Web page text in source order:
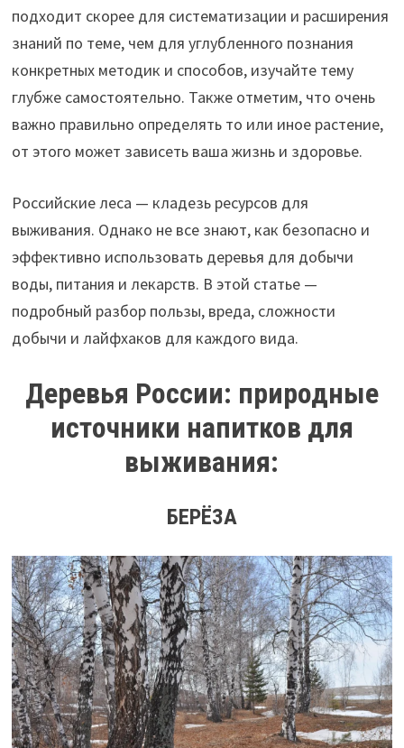
подходит скорее для систематизации и расширения
знаний по теме, чем для углубленного познания
конкретных методик и способов, изучайте тему
глубже самостоятельно. Также отметим, что очень
важно правильно определять то или иное растение,
от этого может зависеть ваша жизнь и здоровье.
Российские леса — кладезь ресурсов для
выживания. Однако не все знают, как безопасно и
эффективно использовать деревья для добычи
воды, питания и лекарств. В этой статье —
подробный разбор пользы, вреда, сложности
добычи и лайфхаков для каждого вида.
Деревья России: природные
источники напитков для
выживания:
БЕРЁЗА